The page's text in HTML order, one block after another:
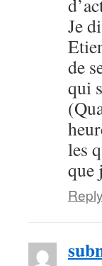
Je
de
qui
les
que
Reply